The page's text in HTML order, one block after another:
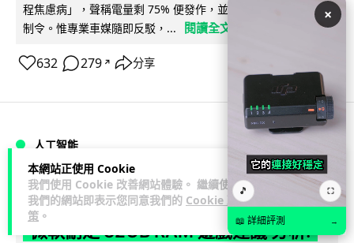
本網站正使用 Cookie
我們使用 Cookie 改善網站體驗。 繼續使用
我們的網站即表示您同意我們的 Cookie 政
策 。
程焦慮病」，聲稱電量剩 75% 便發作，並重申已廢除電動車強
制令。惟專業車媒隨即反駁，...
閱讀全文
632 279 ↗ 分享
人工智能
Lawton 2 日
微軟刪走 32GB RAM 遊戲建議 分析:
×
🎵 ⛶
📖 詳細評測 →